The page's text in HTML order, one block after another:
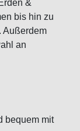
&
bis hin zu
Außerdem
an
bequem mit